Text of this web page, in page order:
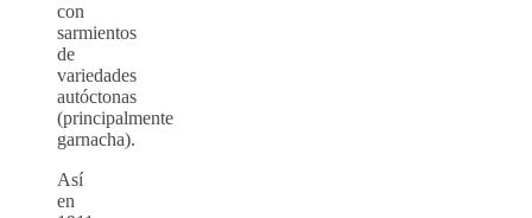
con
sarmientos
de
variedades
autóctonas
(principalmente
garnacha).
Así
en